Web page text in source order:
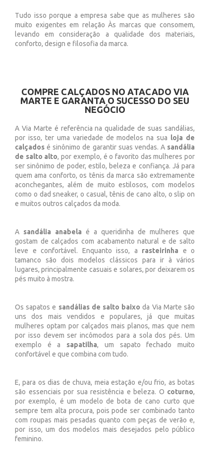
Tudo isso porque a empresa sabe que as mulheres são
muito exigentes em relação Às marcas que consomem,
levando em consideração a qualidade dos materiais,
conforto, design e filosofia da marca.
COMPRE CALÇADOS NO ATACADO VIA
MARTE E GARANTA O SUCESSO DO SEU
NEGÓCIO
A Via Marte é referência na qualidade de suas sandálias,
por isso, ter uma variedade de modelos na sua
loja de
calçadosé sinônimo de garantir suas vendas. A sandália
de salto alto, por exemplo, é o favorito das mulheres por
ser sinônimo de poder, estilo, beleza e confiança. Já para
quem ama conforto, os tênis da marca são extremamente
aconchegantes, além de muito estilosos, com modelos
como o dad sneaker, o casual, tênis de cano alto, o slip on
e muitos outros calçados da moda.
A sandália anabela é a queridinha de mulheres que
gostam de calçados com acabamento natural e de salto
leve e confortável. Enquanto isso, a rasteirinha e o
tamanco são dois modelos clássicos para ir à vários
lugares, principalmente casuais e solares, por deixarem os
pés muito à mostra.
Os sapatos e sandálias de salto baixoda Via Marte são
uns dos mais vendidos e populares, já que muitas
mulheres optam por calçados mais planos, mas que nem
por isso devem ser incômodos para a sola dos pés. Um
exemplo é a sapatilha, um sapato fechado muito
confortável e que combina com tudo.
E, para os dias de chuva, meia estação e/ou frio, as botas
são essenciais por sua resistência e beleza. O coturno,
por exemplo, é um modelo de bota de cano curto que
sempre tem alta procura, pois pode ser combinado tanto
com roupas mais pesadas quanto com peças de verão e,
por isso, um dos modelos mais desejados pelo público
feminino.